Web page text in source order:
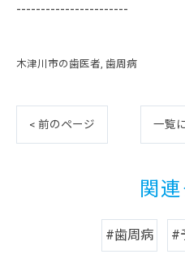
-----------------------
木津川市の歯医者 歯周病
< 前のページ 一覧
関
#歯周病 #